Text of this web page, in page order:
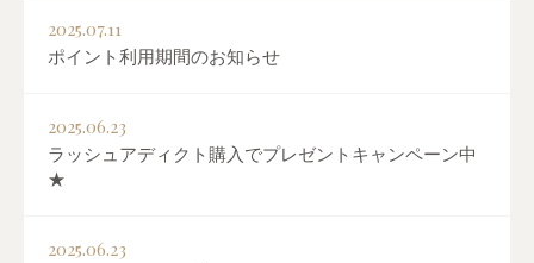
2025.07.11
ポイント利用期間のお知らせ
2025.06.23
ラッシュアディクト購入でプレゼントキャンペーン中
★
2025.06.23